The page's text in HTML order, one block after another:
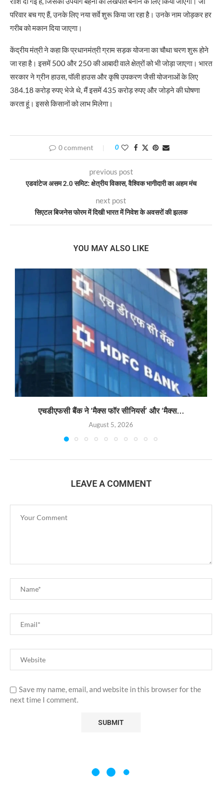
परिवार बच गए हैं, उनके लिए नया सर्वे शुरू किया जा रहा है। उनके नाम जोड़कर हर
गरीब को मकान दिया जाएगा।
केंद्रीय मंत्री ने कहा कि प्रधानमंत्री ग्राम सड़क योजना का चौथा चरण शुरू होने
जा रहा है। इसमें 500 और 250 की आबादी वाले क्षेत्रों को भी जोड़ा जाएगा। भारत
सरकार ने ग्रीन हाउस, पॉली हाउस और कृषि उपकरण जैसी योजनाओं के लिए
384.18 करोड़ रुपए भेजे थे, मैं इसमें 435 करोड़ रुपए और जोड़ने की घोषणा
करता हूं। इससे किसानों को लाभ मिलेगा।
0 comment 0
previous post
एडवांटेज असम 2.0 समिट: क्षेत्रीय विकास, वैश्विक भागीदारी का अहम मंच
next post
सिएटल बिजनेस फोरम में दिखी भारत में निवेश के अवसरों की झलक
YOU MAY ALSO LIKE
एचडीएफसी बैंक ने ‘मैक्स फॉर सीनियर्स’ और ‘मैक्स...
August 5, 2026
LEAVE A COMMENT
Save my name, email, and website in this browser for the
next time I comment.